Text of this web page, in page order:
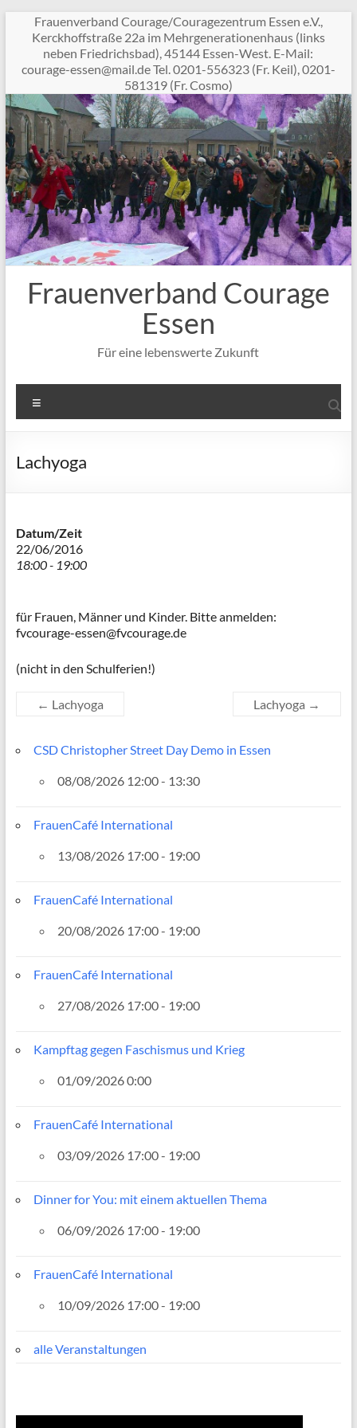
Inhalt
springen
Frauenverband Courage/Couragezentrum Essen e.V.,
Kerckhoffstraße 22a im Mehrgenerationenhaus (links
neben Friedrichsbad), 45144 Essen-West. E-Mail:
ed.li
am@ne
sse-e
garuo
c
Tel. 0201-556323 (Fr. Keil), 0201-
581319 (Fr. Cosmo)
Frauenverband Courage
Essen
Für eine lebenswerte Zukunft
Lachyoga
Datum/Zeit
22/06/2016
18:00 - 19:00
für Frauen, Männer und Kinder. Bitte anmelden:
ed.eg
aruoc
vf@ne
sse-e
garuo
cvf
(nicht in den Schulferien!)
← Lachyoga Lachyoga →
CSD Christopher Street Day Demo in Essen
08/08/2026 12:00 - 13:30
FrauenCafé International
13/08/2026 17:00 - 19:00
FrauenCafé International
20/08/2026 17:00 - 19:00
FrauenCafé International
27/08/2026 17:00 - 19:00
Kampftag gegen Faschismus und Krieg
01/09/2026 0:00
FrauenCafé International
03/09/2026 17:00 - 19:00
Dinner for You: mit einem aktuellen Thema
06/09/2026 17:00 - 19:00
FrauenCafé International
10/09/2026 17:00 - 19:00
alle Veranstaltungen